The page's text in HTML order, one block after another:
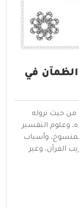
في
من حيث نزوله
وعلوم التفسير
وأسباب
القرآن، وغير